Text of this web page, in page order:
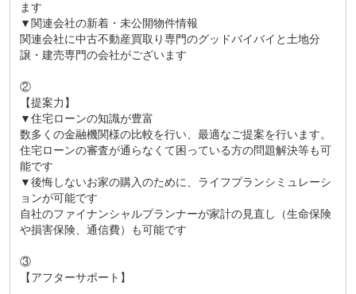
ます
▼関連会社の新着・未公開物件情報
関連会社に中古不動産買取り専門のグッドバイバイと土地分
譲・建売専門の会社がございます
②
【提案力】
▼住宅ローンの知識が豊富
数多くの金融機関様の比較を行い、最適なご提案を行います。
住宅ローンの審査が通らなくて困っている方の問題解決等も可
能です
▼後悔しないお家の購入のために、ライフプランシミュレーシ
ョンが可能です
自社のファイナンシャルプランナーが家計の見直し（生命保険
や損害保険、通信費）も可能です
③
【アフターサポート】